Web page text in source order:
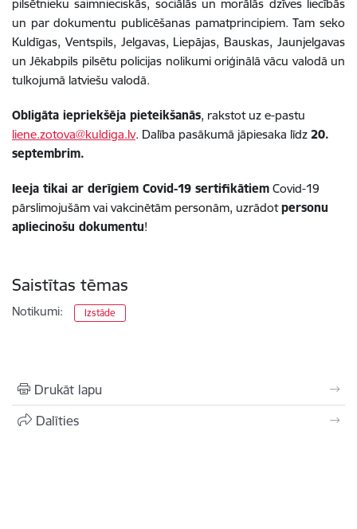
pilsētnieku saimnieciskās, sociālās un morālās dzīves liecībās
un par dokumentu publicēšanas pamatprincipiem. Tam seko
Kuldīgas, Ventspils, Jelgavas, Liepājas, Bauskas, Jaunjelgavas
un Jēkabpils pilsētu policijas nolikumi oriģinālā vācu valodā un
tulkojumā latviešu valodā.
Obligāta iepriekšēja pieteikšanās, rakstot uz e-pastu
liene.zotova@kuldiga.lv. Dalība pasākumā jāpiesaka līdz 20.
septembrim.
Ieeja tikai ar derīgiem Covid-19 sertifikātiem Covid-19
pārslimojušām vai vakcinētām personām, uzrādotpersonu
apliecinošu dokumentu!
Saistītas tēmas
Notikumi: Izstāde
Drukāt lapu
Dalīties